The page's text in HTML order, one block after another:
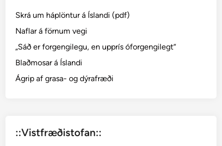
Skrá um háplöntur á Íslandi (pdf)
Naflar á förnum vegi
„Sáð er forgengilegu, en upprís óforgengilegt“
Blaðmosar á Íslandi
Ágrip af grasa- og dýrafræði
::Vistfræðistofan::